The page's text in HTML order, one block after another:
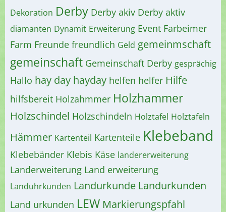
Dekoration Derby Derby akiv Derby aktiv
diamanten Dynamit Erweiterung Event Farbeimer
Farm Freunde freundlich Geld gemeinmschaft
gemeinschaft Gemeinschaft Derby gesprächig
Hallo hay day hayday helfen helfer Hilfe
hilfsbereit Holzahmmer Holzhammer
Holzschindel Holzschindeln Holztafel Holztafeln
Hämmer Kartenteil Kartenteile Klebeband
Klebebänder Klebis Käse landererweiterung
Landerweiterung Land erweiterung
Landuhrkunden Landurkunde Landurkunden
Land urkunden LEW Markierungspfahl